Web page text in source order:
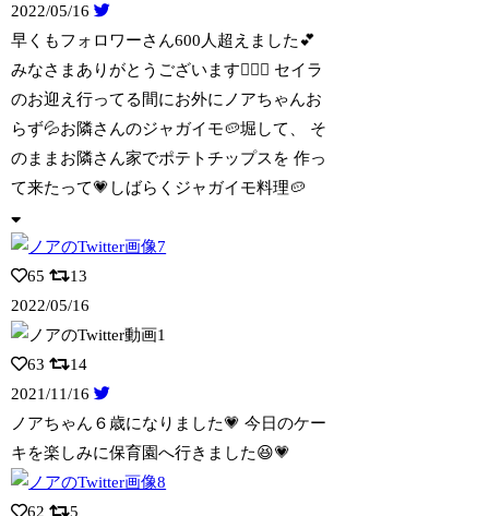
2022/05/16
早くもフォロワーさん600人超えました💕
みなさまありがとうございます🙇‍♀️✨ セイラ
のお迎え行ってる間にお外にノアちゃんお
らず💦お隣さんのジャガイモ🥔堀して、 そ
のままお隣さん家でポテトチップスを 作っ
て来たって💗しばらくジャガイモ料理🥔
65
13
2022/05/16
63
14
2021/11/16
ノアちゃん６歳になりました💗 今日のケー
キを楽しみに保育園へ行きました😆💗
62 5